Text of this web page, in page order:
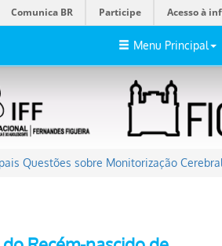
Comunica BR Participe Acesso à
Menu Principal
Questões sobre Monitorização